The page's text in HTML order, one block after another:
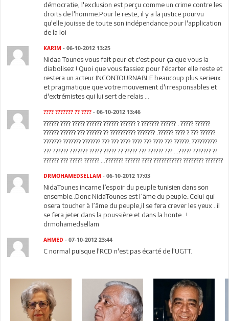
démocratie, l'exclusion est perçu comme un crime contre les
droits de l'homme.Pour le reste, il y a la justice pourvu
qu'elle jouisse de toute son indépendance pour l'application
de la loi
KARIM - 06-10-2012 13:25
Nidaa Tounes vous fait peur et c'est pour ça que vous la
diabolisez ! Quoi que vous fassiez pour l'écarter elle reste et
restera un acteur INCONTOURNABLE beaucoup plus serieux
et pragmatique que votre mouvement d'irresponsables et
d'extrémistes qui lui sert de relais ...
???? ??????? ?? ???? - 06-10-2012 13:46
?????? ???? ????? ?????? ?????? ?????? ? ??????? ?????? . ????? ??????
?????? ?????? ??? ?????? ?? ?????????? ??????? .?????? ???? ? ??? ??????
??????? ??????? ??????? ??? ??? ???? ???? ??? ???? ??? ??????..??????????
??? ?????? ??????? ????? ????? ?? ????? ??? ?????? ??? ...????? ??????? ??
?????? ??? ????? ?????? ...??????? ?????? ???? ??????????? ???????? ???????
DRMOHAMEDSELLAM - 06-10-2012 17:03
NidaTounes incarne l’espoir du peuple tunisien dans son
ensemble..Donc NidaTounes est l’âme du peuple..Celui qui
osera toucher à l’âme du peuple,il se fera crever les yeux ..il
se fera jeter dans la poussière et dans la honte.. !
drmohamedsellam
AHMED - 07-10-2012 23:44
C normal puisque l'RCD n'est pas écarté de l'UGTT.